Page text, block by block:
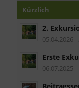
Kürzlich
2.
05.04.2026 -
Erste
06.07.2025 -